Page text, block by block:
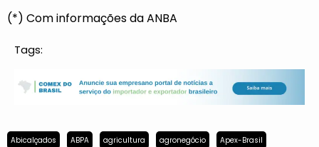
(*) Com informações da ANBA
Tags:
Abicalçados ABPA agricultura agronegócio Apex-Brasil